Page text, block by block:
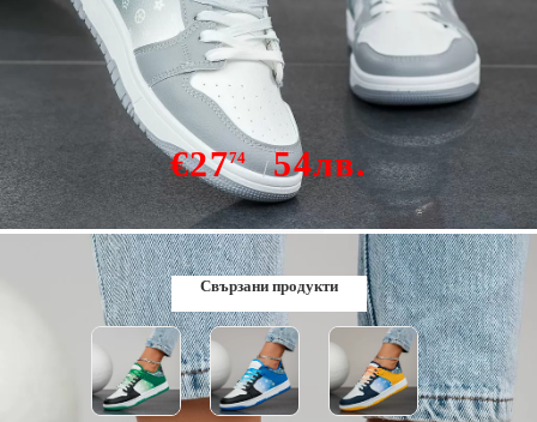
Дамски спортни обувки Alfa Сив #12544
€2774 54лв.
В наличност
Свързани продукти